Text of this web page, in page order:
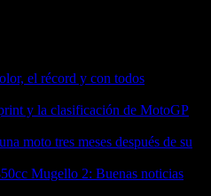
el récord y con todos
y la clasificación de MotoGP
moto tres meses después de su
Mugello 2: Buenas noticias